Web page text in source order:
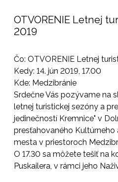
OTVORENIE Letnej
2019
Čo: OTVORENIE Letnej
Kedy: 14. jún 2019, 17.00
Kde: Medzibránie
Srdečne Vás pozývame na
letnej turistickej sezóny a
jedinečností Kremnice" v
presťahovaného
mesta v priestoroch
O 17.30 sa môžete tešiť na
Puskailera, v rámci jeho